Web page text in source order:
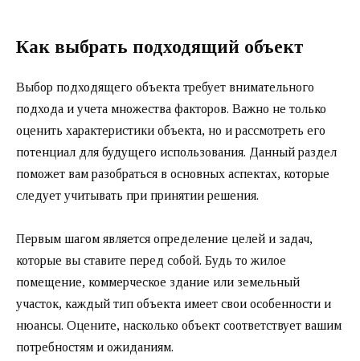
Как выбрать подходящий объект
Выбор подходящего объекта требует внимательного
подхода и учета множества факторов. Важно не только
оценить характеристики объекта, но и рассмотреть его
потенциал для будущего использования. Данный раздел
поможет вам разобраться в основных аспектах, которые
следует учитывать при принятии решения.
Первым шагом является определение целей и задач,
которые вы ставите перед собой. Будь то жилое
помещение, коммерческое здание или земельный
участок, каждый тип объекта имеет свои особенности и
нюансы. Оцените, насколько объект соответствует вашим
потребностям и ожиданиям.